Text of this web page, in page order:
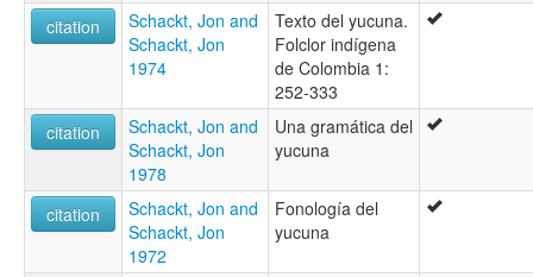
citation
Schackt, Jon and
Schackt, Jon
1974
Texto del yucuna.
Folclor indígena
de Colombia 1:
252-333
citation
Schackt, Jon and
Schackt, Jon
1978
Una gramática del
yucuna
citation
Schackt, Jon and
Schackt, Jon
1972
Fonología del
yucuna